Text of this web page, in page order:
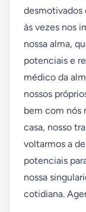
desmotivados
às vezes nos
nossa alma,
potenciais e
médico da
nossos
bem com nós
casa, nosso
voltarmos a
potenciais
nossa
cotidiana.